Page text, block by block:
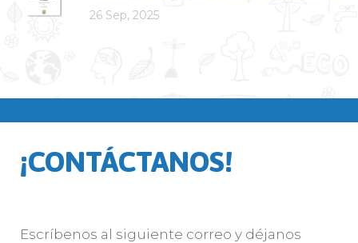
26 Sep, 2025
¡CONTÁCTANOS!
Escríbenos al siguiente correo y déjanos